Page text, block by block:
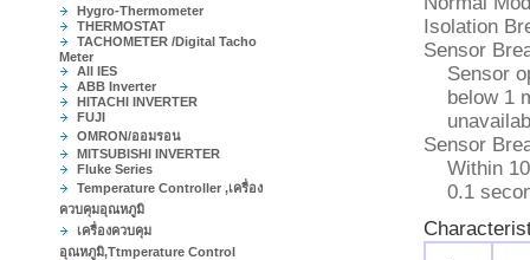
Hygro-Thermometer
THERMOSTAT
TACHOMETER /Digital Tacho
Meter
All IES
ABB Inverter
HITACHI INVERTER
FUJI
OMRON/ออมรอน
MITSUBISHI INVERTER
Fluke Series
Temperature Controller ,เครื่อง
ควบคุมอุณหภูมิ
เครื่องควบคุม
อุณหภูมิ,Ttmperature Control
Isolation
Sensor
Sensor
below 1
Sensor
Within 10
0.1